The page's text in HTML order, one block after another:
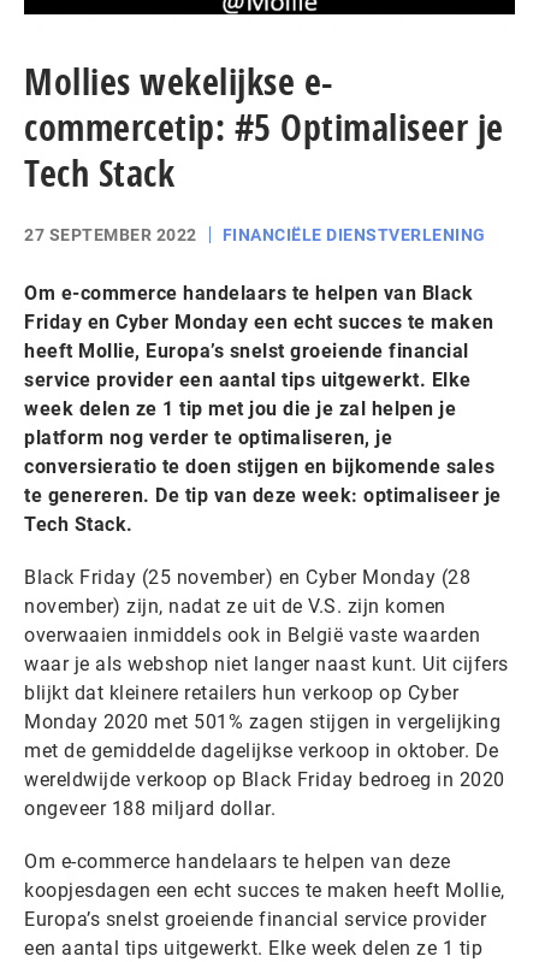
Mollies wekelijkse e-
commercetip: #5 Optimaliseer je
Tech Stack
27 SEPTEMBER 2022 FINANCIËLE DIENSTVERLENING
Om e-commerce handelaars te helpen van Black
Friday en Cyber Monday een echt succes te maken
heeft Mollie, Europa’s snelst groeiende financial
service provider een aantal tips uitgewerkt. Elke
week delen ze 1 tip met jou die je zal helpen je
platform nog verder te optimaliseren, je
conversieratio te doen stijgen en bijkomende sales
te genereren. De tip van deze week: optimaliseer je
Tech Stack.
Black Friday (25 november) en Cyber Monday (28
november) zijn, nadat ze uit de V.S. zijn komen
overwaaien inmiddels ook in België vaste waarden
waar je als webshop niet langer naast kunt. Uit cijfers
blijkt dat kleinere retailers hun verkoop op Cyber
Monday 2020 met 501% zagen stijgen in vergelijking
met de gemiddelde dagelijkse verkoop in oktober. De
wereldwijde verkoop op Black Friday bedroeg in 2020
ongeveer 188 miljard dollar.
Om e-commerce handelaars te helpen van deze
koopjesdagen een echt succes te maken heeft Mollie,
Europa’s snelst groeiende financial service provider
een aantal tips uitgewerkt. Elke week delen ze 1 tip